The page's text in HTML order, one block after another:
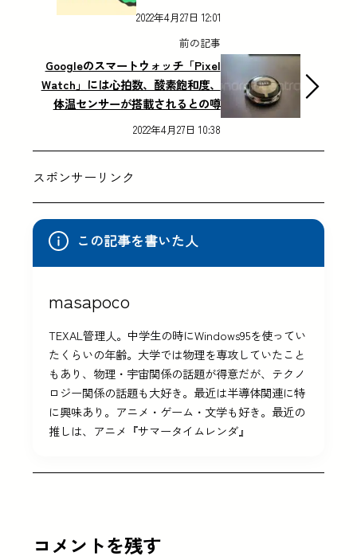
2022年4月27日 12:01
前の記事
Googleのスマートウォッチ「Pixel
Watch」には心拍数、酸素飽和度、
体温センサーが搭載されるとの噂
2022年4月27日 10:38
スポンサーリンク
この記事を書いた人
masapoco
TEXAL管理人。中学生の時にWindows95を使ってい
たくらいの年齢。大学では物理を専攻していたこと
もあり、物理・宇宙関係の話題が得意だが、テクノ
ロジー関係の話題も大好き。最近は半導体関連に特
に興味あり。アニメ・ゲーム・文学も好き。最近の
推しは、アニメ『サマータイムレンダ』
コメントを残す